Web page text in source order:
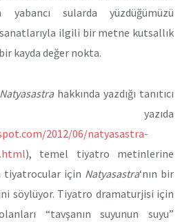
yabancı sularda yüzdüğümüzü
ilgili bir metne kutsallık
kayda değer nokta.
Natyasastrahakkında yazdığı tanıtıcı
2012/06/natyasastra-
), temel tiyatro metinlerine
tiyatrocular için Natyasastra‘nın bir
söylüyor. Tiyatro dramaturjisi için
“tavşanın suyunun suyu”